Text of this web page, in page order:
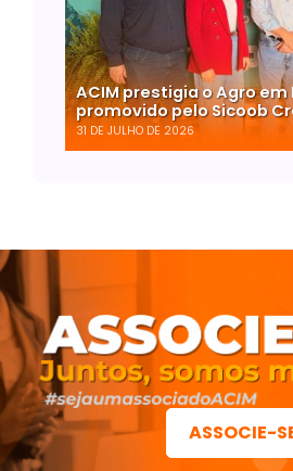
ACIM prestigia o Agro em
promovido pelo Sicoob
31 DE JULHO DE 2026
ASSOCIE-